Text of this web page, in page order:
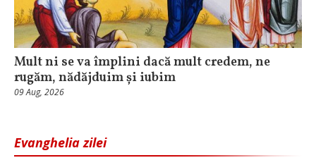
Mult ni se va împlini dacă mult credem, ne
rugăm, nădăjduim și iubim
09 Aug, 2026
Evanghelia zilei